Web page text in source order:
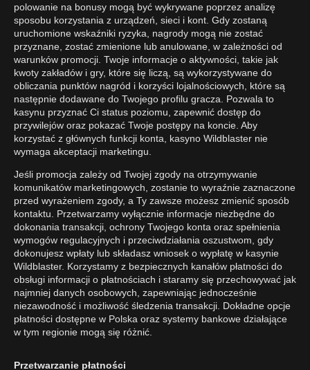
polowanie na bonusy mogą być wykrywane poprzez analizę
sposobu korzystania z urządzeń, sieci i kont. Gdy zostaną
uruchomione wskaźniki ryzyka, nagrody mogą nie zostać
przyznane, zostać zmienione lub anulowane, w zależności od
warunków promocji. Twoje informacje o aktywności, takie jak
kwoty zakładów i gry, które się liczą, są wykorzystywane do
obliczania punktów nagród i korzyści lojalnościowych, które są
następnie dodawane do Twojego profilu gracza. Pozwala to
kasynu przyznać Ci status poziomu, zapewnić dostęp do
przywilejów oraz pokazać Twoje postępy na koncie. Aby
korzystać z głównych funkcji konta, kasyno Wildblaster nie
wymaga akceptacji marketingu.
Jeśli promocja zależy od Twojej zgody na otrzymywanie
komunikatów marketingowych, zostanie to wyraźnie zaznaczone
przed wyrażeniem zgody, a Ty zawsze możesz zmienić sposób
kontaktu. Przetwarzamy wyłącznie informacje niezbędne do
dokonania transakcji, ochrony Twojego konta oraz spełnienia
wymogów regulacyjnych i przeciwdziałania oszustwom, gdy
dokonujesz wpłaty lub składasz wniosek o wypłatę w kasynie
Wildblaster. Korzystamy z bezpiecznych kanałów płatności do
obsługi informacji o płatnościach i staramy się przechowywać jak
najmniej danych osobowych, zapewniając jednocześnie
niezawodność i możliwość śledzenia transakcji. Dokładne opcje
płatności dostępne w Polska oraz systemy bankowe działające
w tym regionie mogą się różnić.
Przetwarzanie płatności